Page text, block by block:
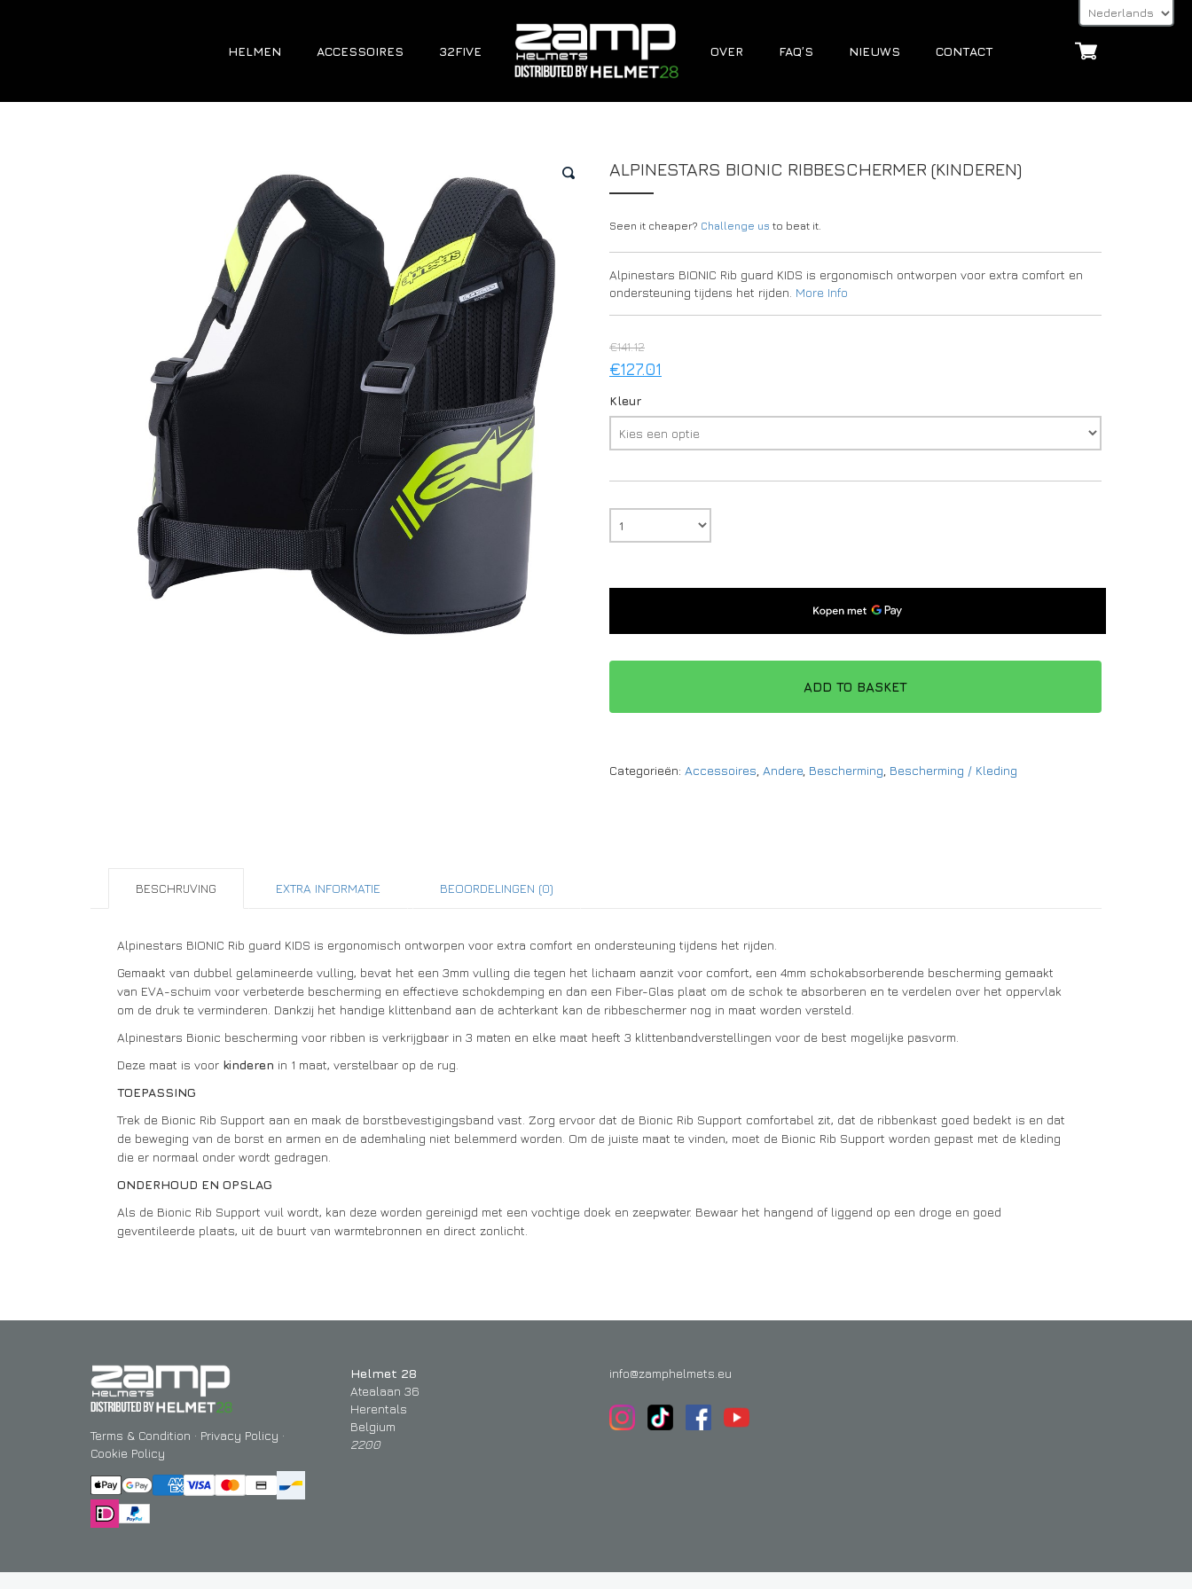
HELMEN ACCESSOIRES 32FIVE OVER FAQ’S NIEUWS CONTACT
ALPINESTARS BIONIC RIBBESCHERMER (KINDEREN)
Seen it cheaper? Challenge us to beat it.
Alpinestars BIONIC Rib guard KIDS is ergonomisch ontworpen voor extra comfort en
ondersteuning tijdens het rijden. More Info
€141.12
€127.01
Kleur
ADD TO BASKET
Categorieën: Accessoires Andere, Bescherming Bescherming / Kleding
BESCHRIJVING EXTRA INFORMATIE BEOORDELINGEN (0)
Alpinestars BIONIC Rib guard KIDS is ergonomisch ontworpen voor extra comfort en ondersteuning tijdens het rijden.
Gemaakt van dubbel gelamineerde vulling, bevat het een 3mm vulling die tegen het lichaam aanzit voor comfort, een 4mm schokabsorberende bescherming gemaakt
van EVA-schuim voor verbeterde bescherming en effectieve schokdemping en dan een Fiber-Glas plaat om de schok te absorberen en te verdelen over het oppervlak
om de druk te verminderen. Dankzij het handige klittenband aan de achterkant kan de ribbeschermer nog in maat worden versteld.
Alpinestars Bionic bescherming voor ribben is verkrijgbaar in 3 maten en elke maat heeft 3 klittenbandverstellingen voor de best mogelijke pasvorm.
Deze maat is voor kinderen in 1 maat, verstelbaar op de rug.
TOEPASSING
Trek de Bionic Rib Support aan en maak de borstbevestigingsband vast. Zorg ervoor dat de Bionic Rib Support comfortabel zit, dat de ribbenkast goed bedekt is en dat
de beweging van de borst en armen en de ademhaling niet belemmerd worden. Om de juiste maat te vinden, moet de Bionic Rib Support worden gepast met de kleding
die er normaal onder wordt gedragen.
ONDERHOUD EN OPSLAG
Als de Bionic Rib Support vuil wordt, kan deze worden gereinigd met een vochtige doek en zeepwater. Bewaar het hangend of liggend op een droge en goed
geventileerde plaats, uit de buurt van warmtebronnen en direct zonlicht.
Terms & Condition · Privacy Policy ·
Cookie Policy
Helmet 28
Atealaan 36
Herentals
Belgium
2200
info@zamphelmets.eu